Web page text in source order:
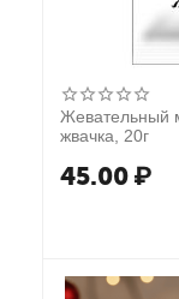
Жевательный
жвачка, 20г
45.00 ₽